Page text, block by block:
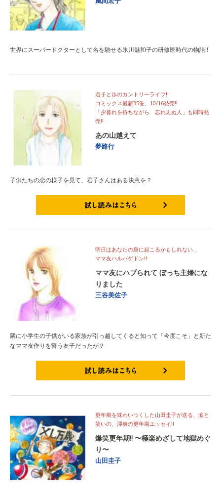
世界にスーパードクターとして名を馳せる氷川魅和子の研修医時代の物語!!
君子と歩のカントリーライフ!!
コミックス最新35巻、10/16発売!!
「夕暮れを待ちながら 忘れえぬ人」も同時発
売!!
あの山越えて
夢路行
子供たちの恋の様子を見て、君子さんはある決意を？
明日はあなたの身に起こるかもしれない…
ママ友ハルバゲドン!!
ママ友にハブられて ぼっち主婦にな
りました
三谷美佐子
隣に小学生の子供がいる家族が引っ越してくると知って「今度こそ」と新た
なママ友作りを誓う友子だったが？
更年期を味わいつくした山田圭子が送る、涙と
笑いの、渾身の更年期エッセイ!!
爆笑更年期!! 〜極楽めざして地獄めぐ
り〜
山田圭子